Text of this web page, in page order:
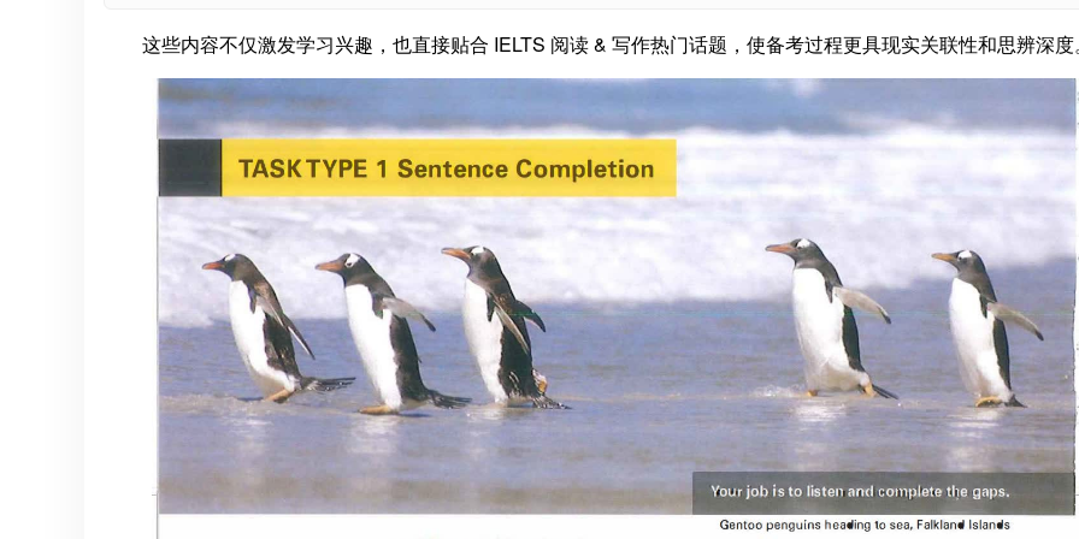
这些内容不仅激发学习兴趣，也直接贴合 IELTS 阅读 & 写作热门话题，使备考过程更具现实关联性和思辨深